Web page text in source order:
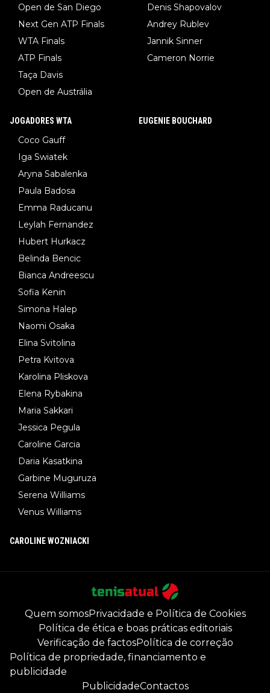
Open de San Diego
Next Gen ATP Finals
WTA Finals
ATP Finals
Taça Davis
Open de Austrália
Denis Shapovalov
Andrey Rublev
Jannik Sinner
Cameron Norrie
JOGADORES WTA
Coco Gauff
Iga Swiatek
Aryna Sabalenka
Paula Badosa
Emma Raducanu
Leylah Fernandez
Hubert Hurkacz
Belinda Bencic
Bianca Andreescu
Sofia Kenin
Simona Halep
Naomi Osaka
Elina Svitolina
Petra Kvitova
Karolina Pliskova
Elena Rybakina
Maria Sakkari
Jessica Pegula
Caroline Garcia
Daria Kasatkina
Garbine Muguruza
Serena Williams
Venus Williams
EUGENIE BOUCHARD
CAROLINE WOZNIACKI
Quem somosPrivacidade e Política de Cookies
Política de ética e boas práticas editoriais
Verificação de factosPolítica de correção
Política de propriedade, financiamento e
publicidade
PublicidadeContactos